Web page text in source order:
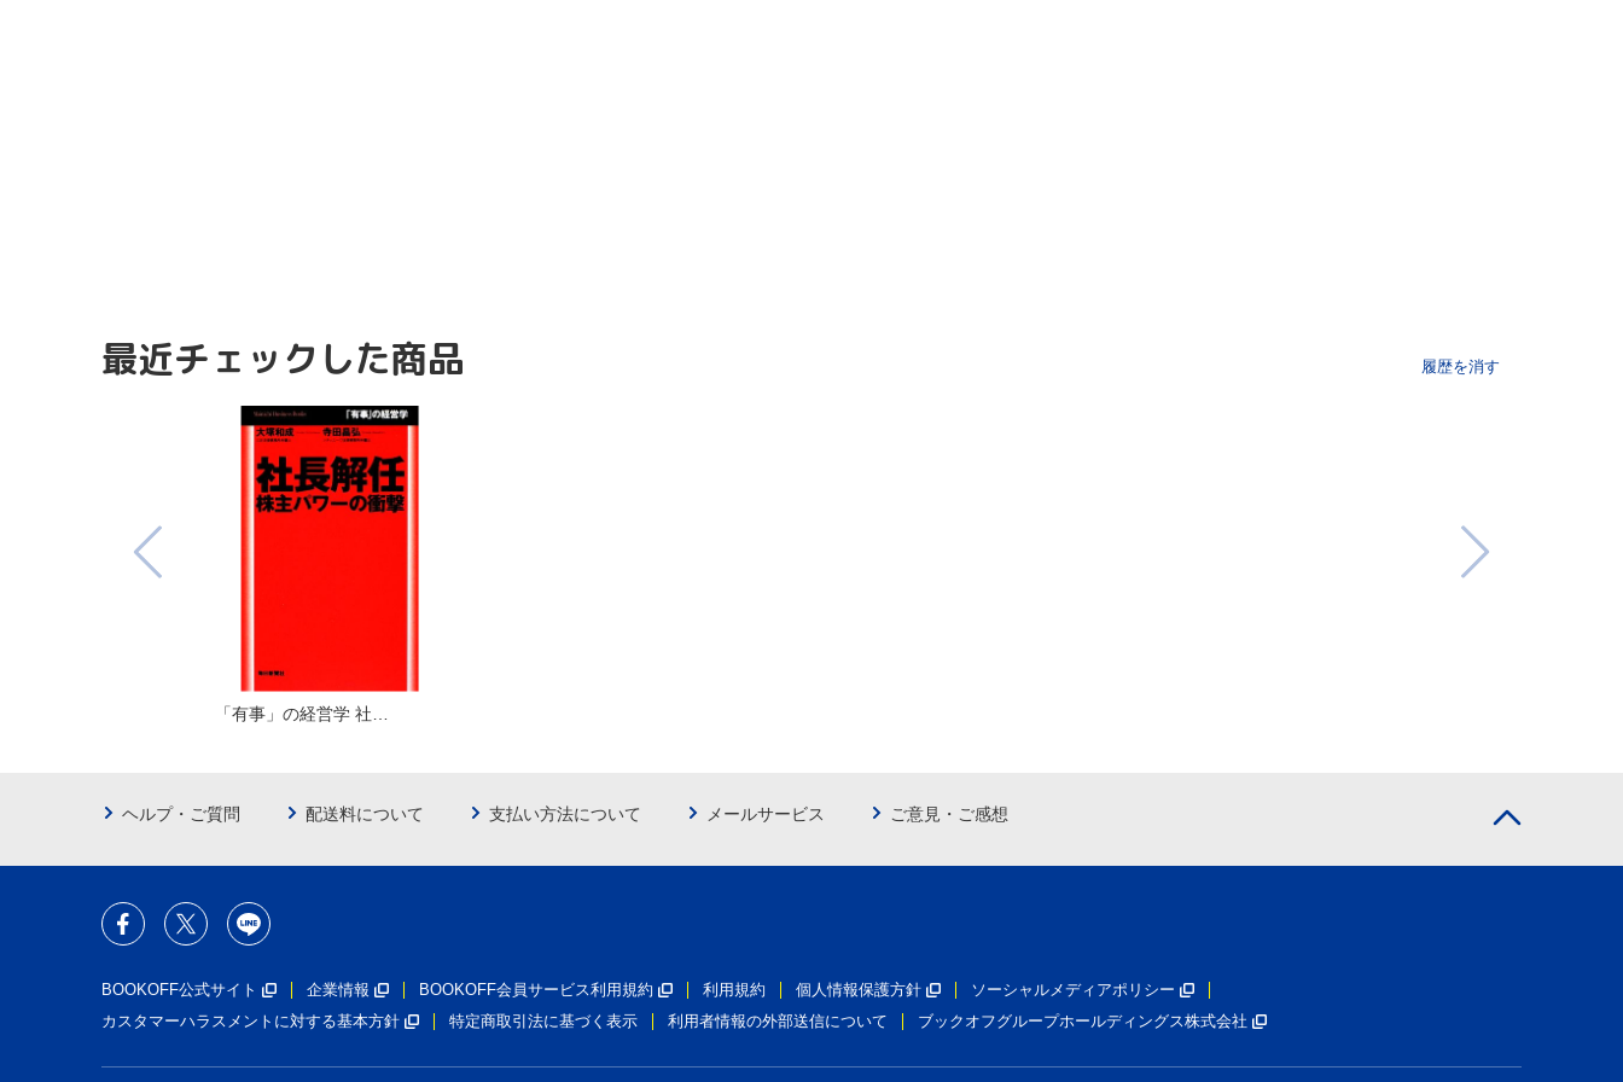
最近チェックした商品 履歴を消す
「有事」の経営学 社…
ヘルプ・ご質問 配送料について 支払い方法について メールサービス ご意見・ご感想
BOOKOFF公式サイト 企業情報 BOOKOFF会員サービス利用規約 利用規約 個人情報保護方針
ソーシャルメディアポリシー
カスタマーハラスメントに対する基本方針
特定商取引法に基づく表示 利用者情報の外部送信について ブックオフグループホールディングス株式会社